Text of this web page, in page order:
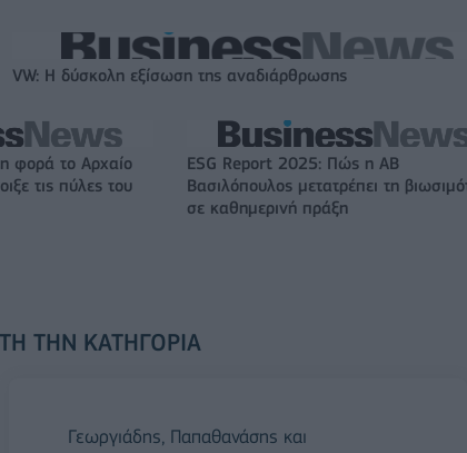
VW: Η δύσκολη εξίσωση της αναδιάρθρωσης
φορά το Αρχαίο
τις πύλες του
ESG Report 2025: Πώς η ΑΒ
Βασιλόπουλος μετατρέπει τη
σε καθημερινή πράξη
ΤΗΝ ΚΑΤΗΓΟΡΊΑ
Γεωργιάδης, Παπαθανάσης και